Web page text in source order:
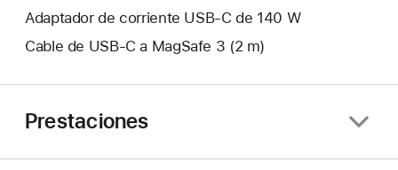
Adaptador de corriente USB‑C de 140 W
Cable de USB-C a MagSafe 3 (2 m)
Prestaciones